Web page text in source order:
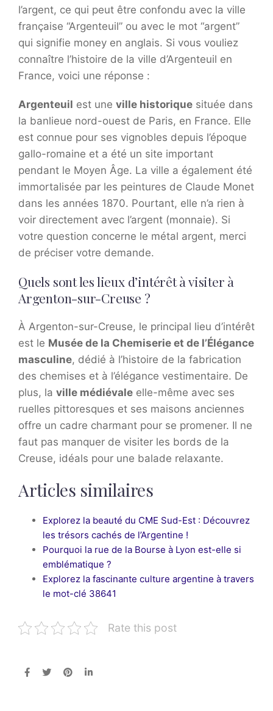
l’argent, ce qui peut être confondu avec la ville
française “Argenteuil” ou avec le mot “argent”
qui signifie money en anglais. Si vous vouliez
connaître l’histoire de la ville d’Argenteuil en
France, voici une réponse :
Argenteuil est une ville historique située dans
la banlieue nord-ouest de Paris, en France. Elle
est connue pour ses vignobles depuis l’époque
gallo-romaine et a été un site important
pendant le Moyen Âge. La ville a également été
immortalisée par les peintures de Claude Monet
dans les années 1870. Pourtant, elle n’a rien à
voir directement avec l’argent (monnaie). Si
votre question concerne le métal argent, merci
de préciser votre demande.
Quels sont les lieux d’intérêt à visiter à
Argenton-sur-Creuse ?
À Argenton-sur-Creuse, le principal lieu d’intérêt
est le Musée de la Chemiserie et de l’Élégance
masculine, dédié à l’histoire de la fabrication
des chemises et à l’élégance vestimentaire. De
plus, la ville médiévale elle-même avec ses
ruelles pittoresques et ses maisons anciennes
offre un cadre charmant pour se promener. Il ne
faut pas manquer de visiter les bords de la
Creuse, idéals pour une balade relaxante.
Articles similaires
Explorez la beauté du CME Sud-Est : Découvrez
les trésors cachés de l’Argentine !
Pourquoi la rue de la Bourse à Lyon est-elle si
emblématique ?
Explorez la fascinante culture argentine à travers
le mot-clé 38641
Rate this post